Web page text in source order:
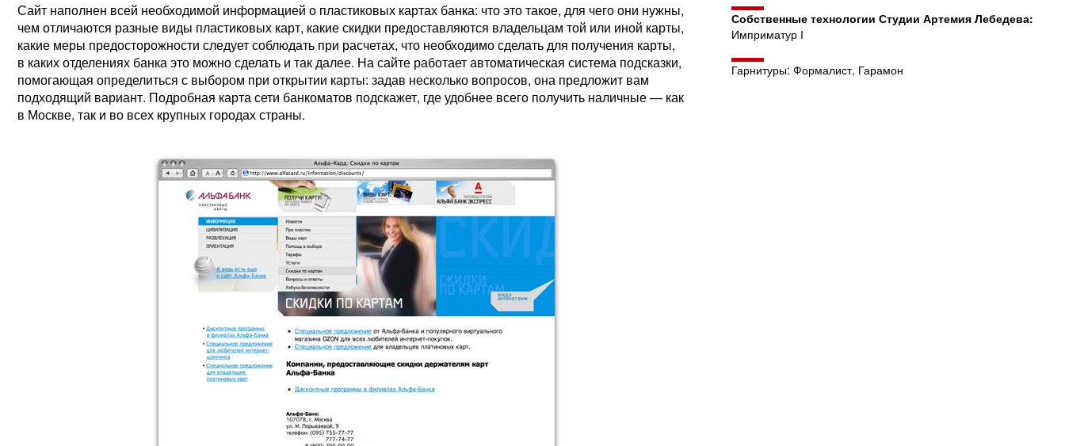
Сайт наполнен всей необходимой информацией о пластиковых картах банка: что это такое, для чего они нужны,
чем отличаются разные виды пластиковых карт, какие скидки предоставляются владельцам той или иной карты,
какие меры предосторожности следует соблюдать при расчетах, что необходимо сделать для получения карты,
в каких отделениях банка это можно сделать и так далее. На сайте работает автоматическая система подсказки,
помогающая определиться с выбором при открытии карты: задав несколько вопросов, она предложит вам
подходящий вариант. Подробная карта сети банкоматов подскажет, где удобнее всего получить наличные — как
в Москве, так и во всех крупных городах страны.
Собственные технологии Студии Артемия Лебедева:
Имприматур I
Гарнитуры: Формалист, Гарамон